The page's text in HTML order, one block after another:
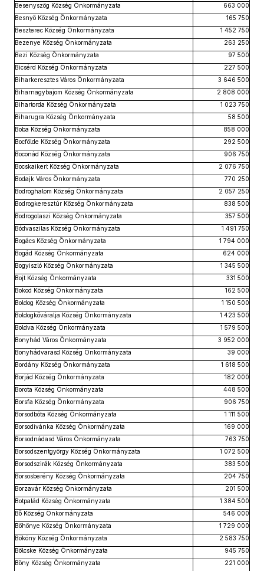
Besenyszög Község Önkormányzata
663 000
Besnyő Község Önkormányzata
165 750
Beszterec Község Önkormányzata
1 452 750
Bezenye Község Önkormányzata
263 250
Bezi Község Önkormányzata
97 500
Bicsérd Község Önkormányzata
227 500
Biharkeresztes Város Önkormányzata
3 646 500
Biharnagybajom Község Önkormányzata
2 808 000
Bihartorda Község Önkormányzata
1 023 750
Biharugra Község Önkormányzata
58 500
Boba Község Önkormányzata
858 000
Bocfölde Község Önkormányzata
292 500
Boconád Község Önkormányzata
906 750
Bocskaikert Község Önkormányzata
2 076 750
Bodajk Város Önkormányzata
770 250
Bodroghalom Község Önkormányzata
2 057 250
Bodrogkeresztúr Község Önkormányzata
838 500
Bodrogolaszi Község Önkormányzata
357 500
Bódvaszilas Község Önkormányzata
1 491 750
Bogács Község Önkormányzata
1 794 000
Bogád Község Önkormányzata
624 000
Bogyiszló Község Önkormányzata
1 345 500
Bojt Község Önkormányzata
331 500
Bokod Község Önkormányzata
162 500
Boldog Község Önkormányzata
1 150 500
Boldogkőváralja Község Önkormányzata
1 423 500
Boldva Község Önkormányzata
1 579 500
Bonyhád Város Önkormányzata
3 952 000
Bonyhádvarasd Község Önkormányzata
39 000
Bordány Község Önkormányzata
1 618 500
Borjád Község Önkormányzata
182 000
Borota Község Önkormányzata
448 500
Borsfa Község Önkormányzata
906 750
Borsodbóta Község Önkormányzata
1 111 500
Borsodivánka Község Önkormányzata
169 000
Borsodnádasd Város Önkormányzata
763 750
Borsodszentgyörgy Község Önkormányzata
1 072 500
Borsodszirák Község Önkormányzata
383 500
Borsosberény Község Önkormányzata
204 750
Borzavár Község Önkormányzata
201 500
Botpalád Község Önkormányzata
1 384 500
Bő Község Önkormányzata
546 000
Böhönye Község Önkormányzata
1 729 000
Bököny Község Önkormányzata
2 583 750
Bölcske Község Önkormányzata
945 750
Bőny Község Önkormányzata
221 000